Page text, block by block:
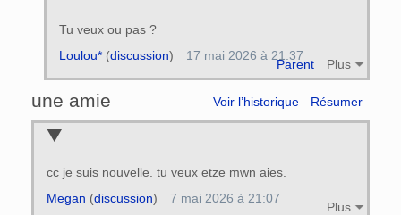
Tu veux ou pas ?
Parent Plus
Loulou*(discussion) 17 mai 2026 à 21:37
une amie Voir l’historique Résumer
cc je suis nouvelle. tu veux etze mwn aies.
Plus
Megan (discussion) 7 mai 2026 à 21:07